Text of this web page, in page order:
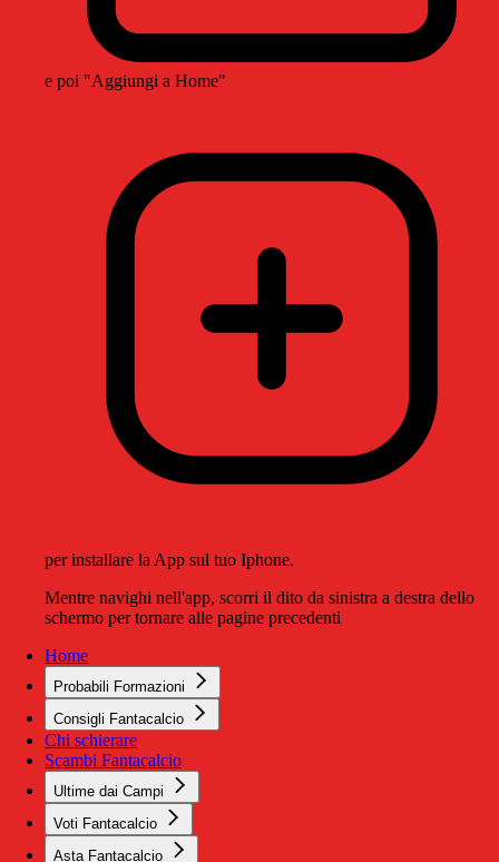
e poi "Aggiungi a Home"
per installare la App sul tuo Iphone.
Mentre navighi nell'app, scorri il dito da sinistra a destra dello
schermo per tornare alle pagine precedenti
Home
Probabili Formazioni
Consigli Fantacalcio
Chi schierare
Scambi Fantacalcio
Ultime dai Campi
Voti Fantacalcio
Asta Fantacalcio